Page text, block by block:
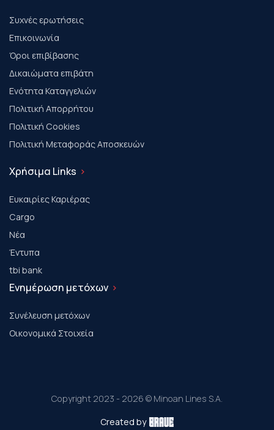
Συχνές ερωτήσεις
Επικοινωνία
Όροι επιβίβασης
Δικαιώματα επιβάτη
Ενότητα Καταγγελιών
Πολιτική Απορρήτου
Πολιτική Cookies
Πολιτική Μεταφοράς Αποσκευών
Χρήσιμα Links
Ευκαιρίες Καριέρας
Cargo
Νέα
Έντυπα
tbi bank
Ενημέρωση μετόχων
Συνέλευση μετόχων
Οικονομικά Στοιχεία
Copyright 2023 - 2026 © Minoan Lines S.A.
Created by